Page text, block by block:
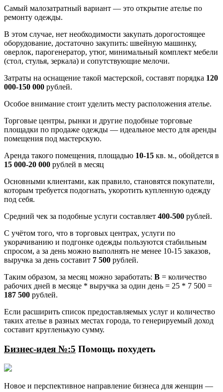
Самый малозатратный вариант — это открытие ателье по
ремонту одежды.
В этом случае, нет необходимости закупать дорогостоящее
оборудование, достаточно закупить: швейную машинку,
оверлок, парогенератор, утюг, минимальный комплект мебели
(стол, стулья, зеркала) и сопутствующие мелочи.
Затраты на оснащение такой мастерской, составят порядка 120
000-150 000 рублей.
Особое внимание стоит уделить месту расположения ателье.
Торговые центры, рынки и другие подобные торговые
площадки по продаже одежды — идеальное место для аренды
помещения под мастерскую.
Аренда такого помещения, площадью 10-15 кв. м., обойдется в
15 000-20 000 рублей в месяц
Основными клиентами, как правило, становятся покупатели,
которым требуется подогнать, укоротить купленную одежду
под себя.
Средний чек за подобные услуги составляет 400-500 рублей.
С учётом того, что в торговых центрах, услуги по
укорачиванию и подгонке одежды пользуются стабильным
спросом, а за день можно выполнять не менее 10-15 заказов,
выручка за день составит 7 500 рублей.
Таким образом, за месяц можно заработать: В = количество
рабочих дней в месяце * выручка за один день = 25 * 7 500 =
187 500 рублей.
Если расширить список предоставляемых услуг и количество
таких ателье в разных местах города, то генерируемый доход
составит кругленькую сумму.
Бизнес-идея №:5 Помощь похудеть
Новое и перспективное направление бизнеса для женщин —